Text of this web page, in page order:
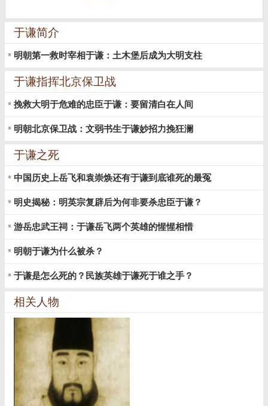
于谦简介
明朝第一救时宰相于谦：土木堡后成为大明支柱
于谦指挥北京保卫战
挽救大明于危难的忠臣于谦：要留清白在人间
明朝北京保卫战：文弱书生于谦妙招力挽狂澜
于谦之死
中国历史上岳飞和袁崇焕还有于谦到底谁死的最冤
明史揭秘：明英宗复辟后为何非要杀忠臣于谦？
游岳忠武王祠：于谦岳飞两个英雄的惺惺相惜
明朝于谦为什么被杀？
于谦是怎么死的？民族英雄于谦死于谁之手？
相关人物